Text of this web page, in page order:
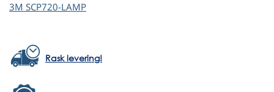
3M SCP720-LAMP
Rask levering!